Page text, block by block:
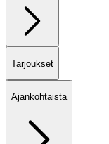
Tarjoukset
Ajankohtaista